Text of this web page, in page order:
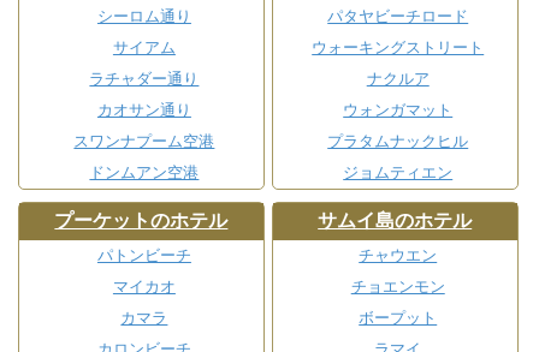
シーロム通り
サイアム
ラチャダー通り
カオサン通り
スワンナプーム空港
ドンムアン空港
パタヤビーチロード
ウォーキングストリート
ナクルア
ウォンガマット
プラタムナックヒル
ジョムティエン
プーケットのホテル
パトンビーチ
マイカオ
カマラ
サムイ島のホテル
チャウエン
チョエンモン
ボープット